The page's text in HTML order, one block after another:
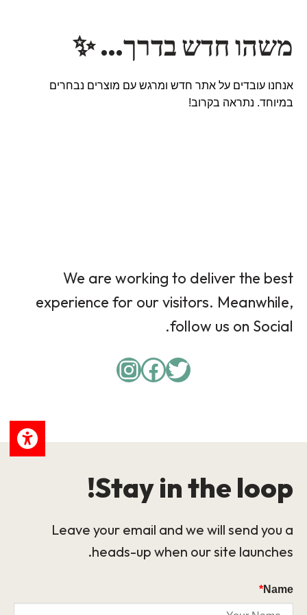
משהו חדש בדרך… ✨
אנחנו עובדים על אתר חדש ומרגש עם מוצרים נבחרים
במיוחד. נתראה בקרוב!
We are working to deliver the best
experience for our visitors. Meanwhile,
follow us on Social.
Twitter
Facebook
Instagram
Stay in the loop!
Leave your email and we will send you a
heads-up when our site launches.
Name
*